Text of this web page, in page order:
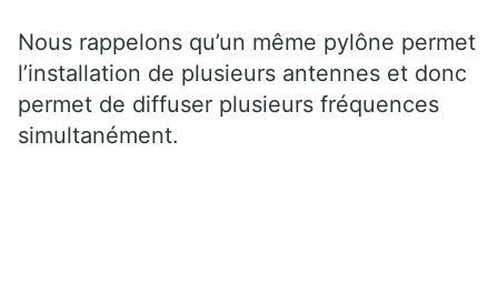
Nous rappelons qu’un même pylône permet
l’installation de plusieurs antennes et donc
permet de diffuser plusieurs fréquences
simultanément.